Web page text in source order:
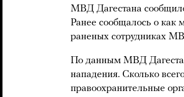
МВД Дагестана
Ранее сообщалось о как
раненых сотрудниках
По данным МВД
нападения. Сколько
правоохранительные